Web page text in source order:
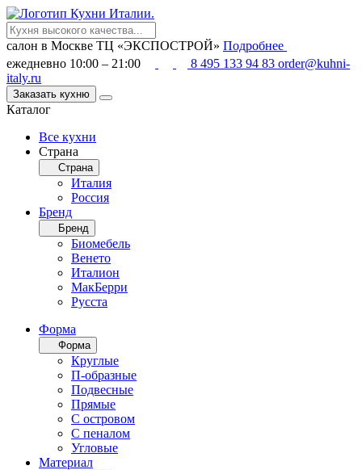
салон в Москве ТЦ «ЭКСПОСТРОЙ» Подробнее
ежедневно 10:00 – 21:00
8 495 133 94 83 order@kuhni-
italy.ru
Заказать кухню
Каталог
Все кухни
Страна
Страна
Италия
Россия
Бренд
Бренд
Биомебель
Венето
Италион
МакБерри
Русста
Форма
Форма
Круглые
П-образные
Подвесные
Прямые
С островом
С пеналом
Угловые
Материал